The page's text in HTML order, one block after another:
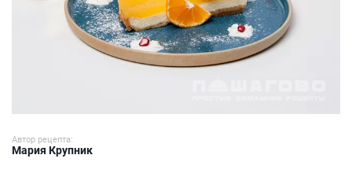
Автор рецепта:
Мария Крупник